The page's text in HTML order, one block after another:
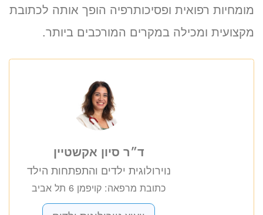
מומחיות רפואית ופסיכותרפיה הופך אותה לכתובת
מקצועית ומכילה במקרים המורכבים ביותר.